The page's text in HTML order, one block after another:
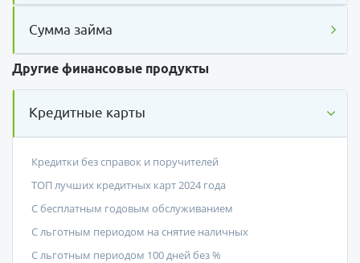
Сумма займа
Другие финансовые продукты
Кредитные карты
Кредитки без справок и поручителей
ТОП лучших кредитных карт 2024 года
С бесплатным годовым обслуживанием
С льготным периодом на снятие наличных
С льготным периодом 100 дней без %